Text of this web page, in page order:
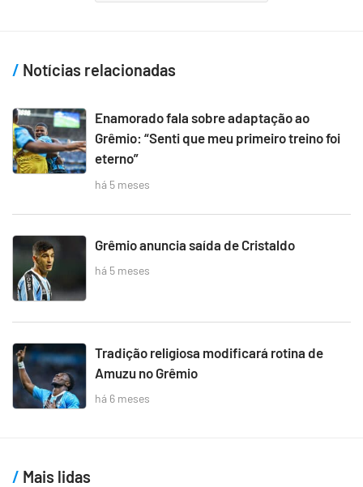
Notícias relacionadas
Enamorado fala sobre adaptação ao
Grêmio: “Senti que meu primeiro treino foi
eterno”
há 5 meses
Grêmio anuncia saída de Cristaldo
há 5 meses
Tradição religiosa modificará rotina de
Amuzu no Grêmio
há 6 meses
Mais lidas